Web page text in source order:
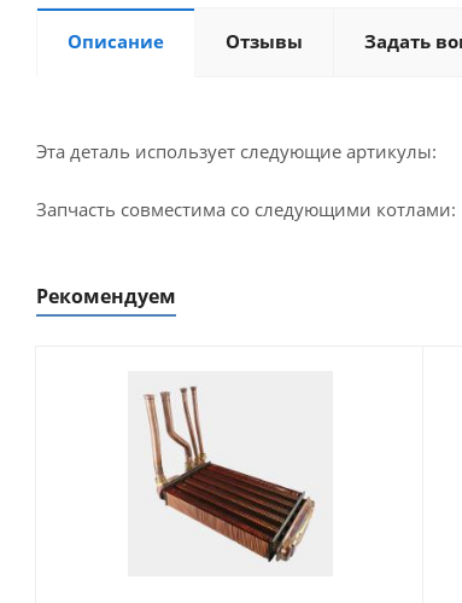
Описание Отзывы Задать
Эта деталь использует следующие артикулы:
Запчасть совместима со следующими котлами:
Рекомендуем